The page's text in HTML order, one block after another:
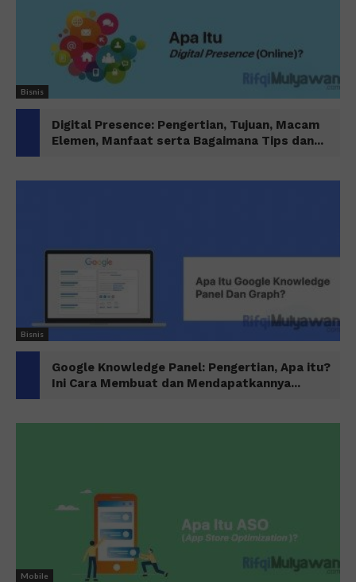
Bisnis
Digital Presence: Pengertian, Tujuan, Macam
Elemen, Manfaat serta Bagaimana Tips dan...
Bisnis
Google Knowledge Panel: Pengertian, Apa itu?
Ini Cara Membuat dan Mendapatkannya...
Mobile